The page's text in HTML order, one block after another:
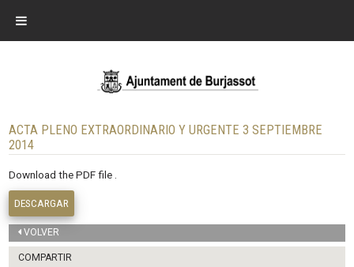
ACTA PLENO EXTRAORDINARIO Y URGENTE 3 SEPTIEMBRE
2014
Download the PDF file .
DESCARGAR
VOLVER
COMPARTIR